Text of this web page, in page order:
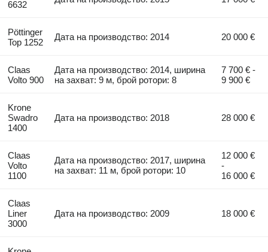
6632
Pöttinger
Top 1252
Дата на производство: 2014 20 000 €
Claas
Volto 900
Дата на производство: 2014, ширина
на захват: 9 м, брой ротори: 8
7 700 € -
9 900 €
Krone
Swadro
1400
Дата на производство: 2018 28 000 €
Claas
Volto
1100
Дата на производство: 2017, ширина
на захват: 11 м, брой ротори: 10
12 000 €
-
16 000 €
Claas
Liner
3000
Дата на производство: 2009 18 000 €